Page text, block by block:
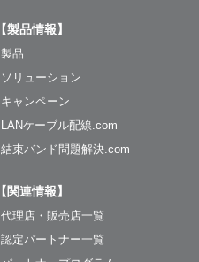
【製品情報】
製品
ソリューション
キャンペーン
LANケーブル配線.com
結束バンド問題解決.com
【関連情報】
代理店・販売店一覧
認定パートナー一覧